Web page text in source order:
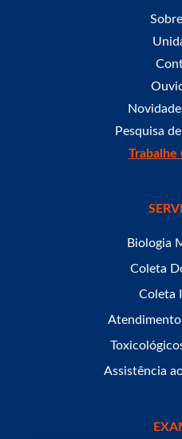
Pesquisa
Trabalhe
Biologia
Coleta
Coleta
Atendimento
Assistência